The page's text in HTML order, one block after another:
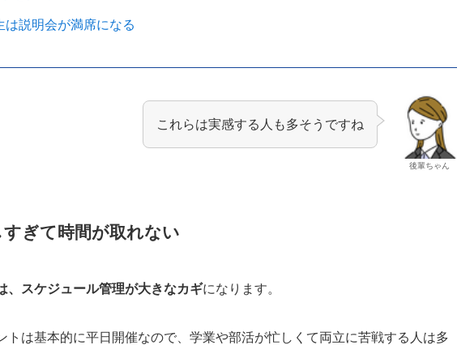
は説明会が満席になる
後輩ちゃん
これらは実感する人も多そうですね
ぎて時間が取れない
、スケジュール管理が大きなカギになります。
トは基本的に平日開催なので、学業や部活が忙しくて両立に苦戦する人は多